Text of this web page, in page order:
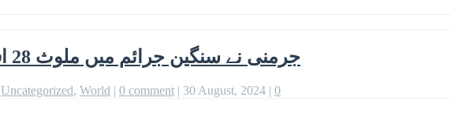
جرمنی نے سنگین جرائم میں ملوث 28 افغان شہریوں کو ڈی پورٹ کردیا
Uncategorized, World | 0 comment | 30 August, 2024 | 0